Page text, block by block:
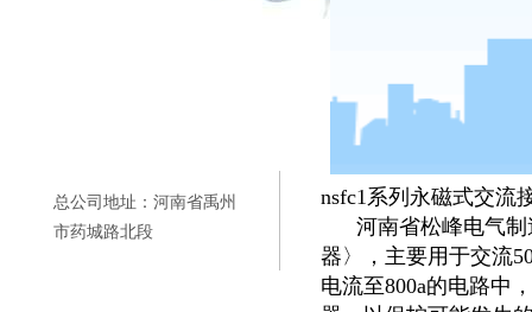
总公司地址：河南省禹州
市药城路北段
nsfc1系列永磁式交流
河南省松峰电气制
器〉，主要用于交流
电流至800a的电路中